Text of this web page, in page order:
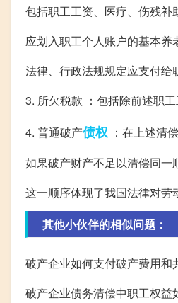
包括职工工资、医疗、伤残补
应划入职工个人账户的基本养
法律、行政法规规定应支付给
3. 所欠税款 ：包括除前述职
4. 普通破产债权 ：在上述清
如果破产财产不足以清偿同一
这一顺序体现了我国法律对劳
其他小伙伴的相似问题：
破产企业如何支付破产费用和
破产企业债务清偿中职工权益